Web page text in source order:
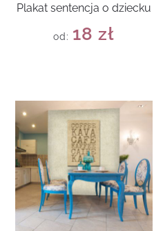
Plakat sentencja o dziecku
od: 18zł